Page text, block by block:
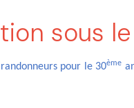
sous
pour le 30ème